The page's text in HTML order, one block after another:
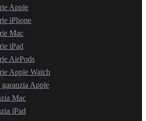
Apple
iPhone
Mac
iPad
AirPods
Apple Watch
Apple
Mac
iPad